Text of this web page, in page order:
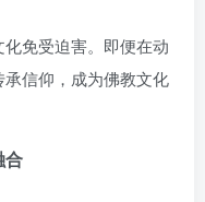
免受迫害。即便在动
信仰，成为佛教文化
合